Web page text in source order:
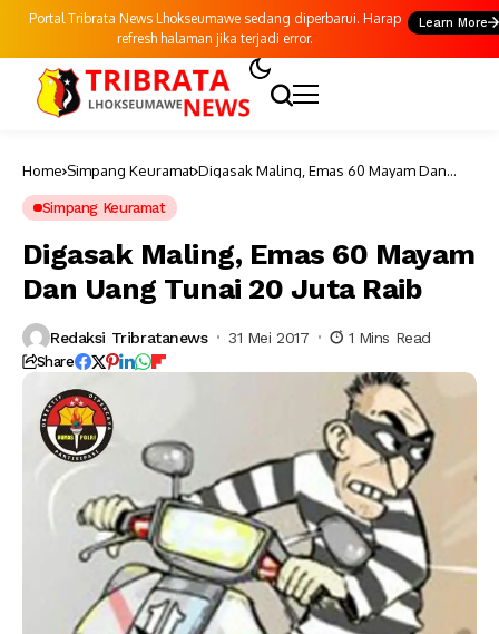
Portal Tribrata News Lhokseumawe sedang diperbarui. Harap
refresh halaman jika terjadi error.
Learn More
Home Simpang Keuramat Digasak Maling, Emas 60 Mayam Dan
Simpang Keuramat
Digasak Maling, Emas 60 Mayam
Dan Uang Tunai 20 Juta Raib
Redaksi Tribratanews 31 Mei 2017 1 Mins Read
Share